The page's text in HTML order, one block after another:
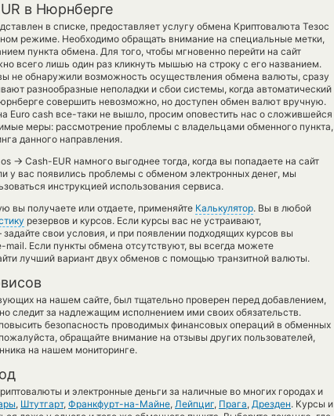
в Нюрнберге
в списке, предоставляет услугу обмена Криптовалюта Тезос
режиме. Необходимо обращать внимание на специальные метки,
пункта обмена. Для того, чтобы мгновенно перейти на сайт
всего лишь один раз кликнуть мышью на строку с его названием.
не обнаружили возможность осуществления обмена валюты, сразу
разнообразные неполадки и сбои системы, когда автоматический
совершить невозможно, но доступен обмен валют вручную.
Euro cash все-таки не вышло, просим оповестить нас о сложившейся
меры: рассмотрение проблемы с владельцами обменного пункта,
данного направления.
→ Cash-EUR намного выгоднее тогда, когда вы попадаете на сайт
у вас появились проблемы с обменом электронных денег, мы
инструкцией использования сервиса.
вы получаете или отдаете, применяйте Калькулятор. Вы в любой
резервов и курсов. Если курсы вас не устраивают,
задайте свои условия, и при появлении подходящих курсов вы
mail. Если пункты обмена отсутствуют, вы всегда можете
лучший вариант двух обменов с помощью транзитной валюты.
на нашем сайте, был тщательно проверен перед добавлением,
следит за надлежащим исполнением ими своих обязательств.
безопасность проводимых финансовых операций в обменных
обращайте внимание на отзывы других пользователей,
на нашем мониторинге.
и электронные деньги за наличные во многих городах и
, Штутгарт, Франкфурт-на-Майне, Лейпциг, Прага, Дрезден. Курсы и